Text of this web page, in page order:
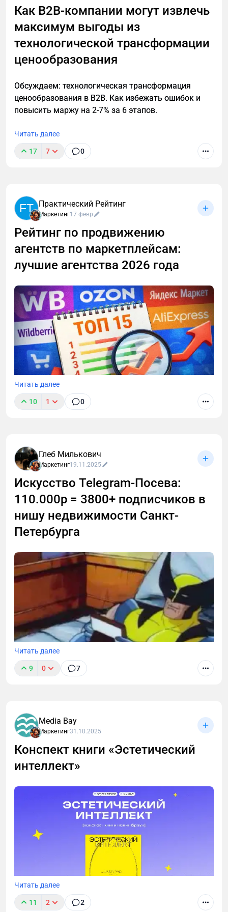
гигантские! А маркетинга нет вообще… И это
грустно. Но!
Как B2B-компании могут извлечь
максимум выгоды из
технологической трансформации
ценообразования
Обсуждаем: технологическая трансформация
ценообразования в B2B. Как избежать ошибок и
повысить маржу на 2-7% за 6 этапов.
Читать далее
17 7 0
FT Практический Рейтинг
Маркетинг17 февр
Рейтинг по продвижению
агентств по маркетплейсам:
лучшие агентства 2026 года
Читать далее
10 1 0
Глеб Милькович
Маркетинг19.11.2025
Искусство Telegram-Посева:
110.000р = 3800+ подписчиков в
нишу недвижимости Санкт-
Петербурга
Читать далее
9 0 7
Media Bay
Маркетинг31.10.2025
Конспект книги «Эстетический
интеллект»
У многих из нас избранное в телеграмме и заметки
в телефоне забиты умными книжками, которые
Читать далее
11 2 2